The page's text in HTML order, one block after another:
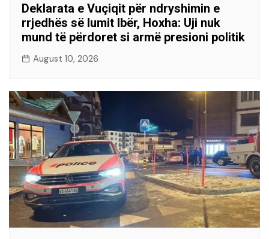
Deklarata e Vuçiqit për ndryshimin e
rrjedhës së lumit Ibër, Hoxha: Uji nuk
mund të përdoret si armë presioni politik
August 10, 2026